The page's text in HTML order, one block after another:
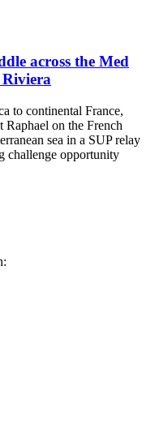
across the Med
to continental France,
on the French
sea in a SUP relay
challenge opportunity